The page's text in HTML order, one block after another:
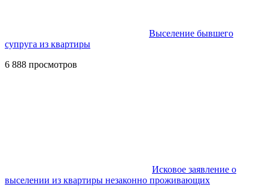
Выселение бывшего
супруга из квартиры
6 888 просмотров
Исковое заявление о
выселении из квартиры незаконно проживающих